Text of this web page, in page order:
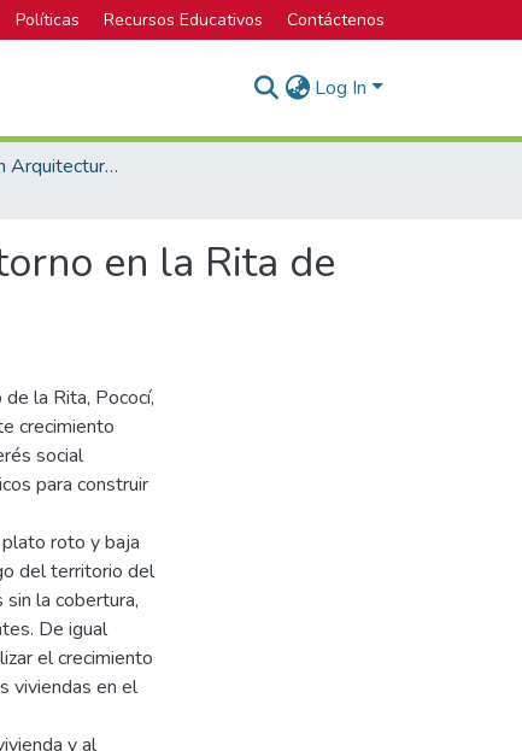
Políticas Recursos Educativos Contáctenos
Log In
Licenciatura en Arquitectura y Urbanismo
en la Rita de
la Rita, Pococí,
crecimiento
social
para construir
roto y baja
del territorio del
la cobertura,
De igual
el crecimiento
viviendas en el
y al